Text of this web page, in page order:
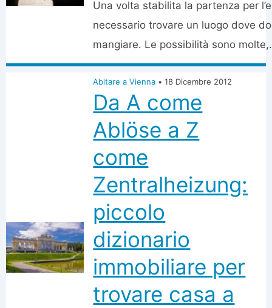
Una volta stabilita la partenza per
necessario trovare un luogo dove
mangiare. Le possibilità sono
Abitare a Vienna • 18 Dicembre 2012
Da A come
Ablöse a Z
come
Zentralheizung:
piccolo
dizionario
immobiliare per
trovare casa a